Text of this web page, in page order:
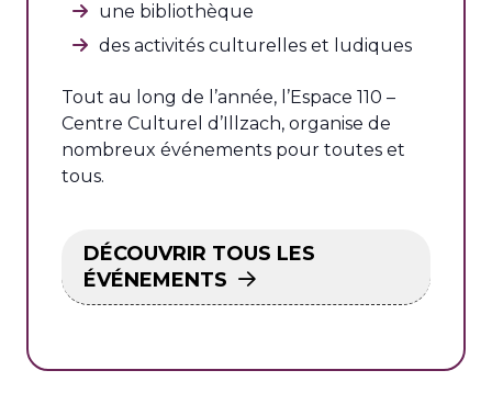
une bibliothèque
des activités culturelles et ludiques
Tout au long de l’année, l’Espace 110 –
Centre Culturel d’Illzach, organise de
nombreux événements pour toutes et
tous.
DÉCOUVRIR TOUS LES
ÉVÉNEMENTS